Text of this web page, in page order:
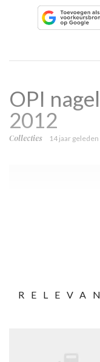
OPI
2012
Collecties 14 jaar geleden